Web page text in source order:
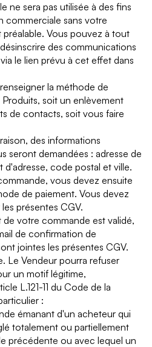
ne sera pas utilisée à des fins
commerciale sans votre
Vous pouvez à tout
des communications
le lien prévu à cet effet dans
la méthode de
soit un enlèvement
de contacts, soit vous faire
des informations
seront demandées : adresse de
d'adresse, code postal et ville.
vous devez ensuite
de paiement. Vous devez
présentes CGV.
de votre commande est validé,
de confirmation de
jointes les présentes CGV.
Le Vendeur pourra refuser
un motif légitime,
L.121-11 du Code de la
:
émanant d'un acheteur qui
totalement ou partiellement
précédente ou avec lequel un